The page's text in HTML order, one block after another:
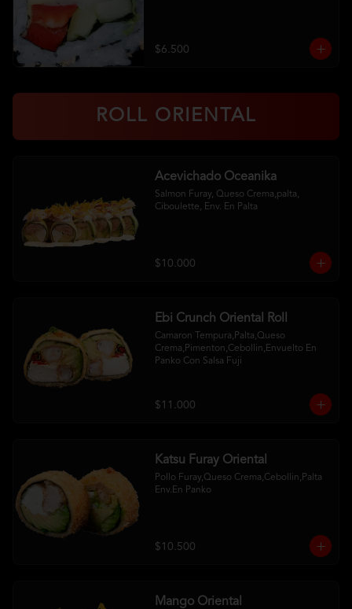
$6.500
ROLL ORIENTAL
Acevichado Oceanika
Salmon Furay, Queso Crema,palta,
Ciboulette, Env. En Palta
$10.000
Ebi Crunch Oriental Roll
Camaron Tempura,Palta,Queso
Crema,Pimenton,Cebollin,Envuelto En
Panko Con Salsa Fuji
$11.000
Katsu Furay Oriental
Pollo Furay,Queso Crema,Cebollin,Palta
Env.En Panko
$10.500
Mango Oriental